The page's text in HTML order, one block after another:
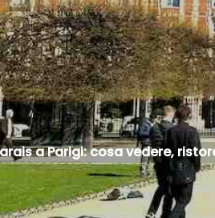
a Parigi: cosa vedere,